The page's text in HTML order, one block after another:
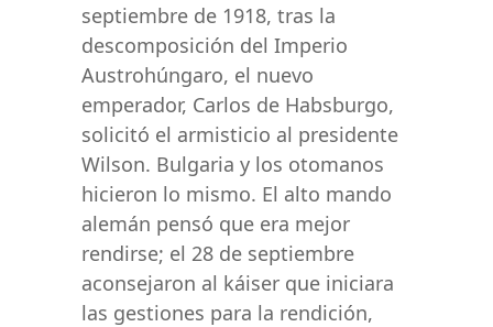
septiembre de 1918, tras la
descomposición del Imperio
Austrohúngaro, el nuevo
emperador, Carlos de Habsburgo,
solicitó el armisticio al presidente
Wilson. Bulgaria y los otomanos
hicieron lo mismo. El alto mando
alemán pensó que era mejor
rendirse; el 28 de septiembre
aconsejaron al káiser que iniciara
las gestiones para la rendición,